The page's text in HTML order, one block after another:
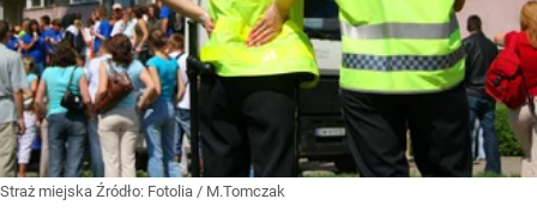
Straż miejska Źródło: Fotolia / M.Tomczak